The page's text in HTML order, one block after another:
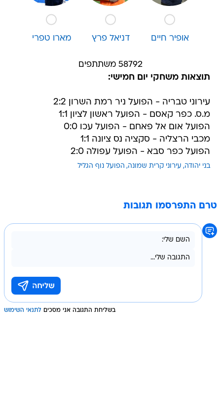
אופיר חיים דניאל פרץ מארו טפרי
58792 משתתפים
תוצאות משחקי יום חמישי:
עירוני טבריה - הפועל ניר רמת השרון 2:2
מ.ס. כפר קאסם - הפועל ראשון לציון 1:1
הפועל אום אל פאחם - הפועל עכו 0:0
מכבי הרצליה - סקציה נס ציונה 1:1
הפועל כפר סבא - הפועל עפולה 2:0
בני יהודה עירוני קרית שמונה הפועל נוף הגליל
טרם התפרסמו תגובות
בשליחת התגובה אני מסכים לתנאי השימוש